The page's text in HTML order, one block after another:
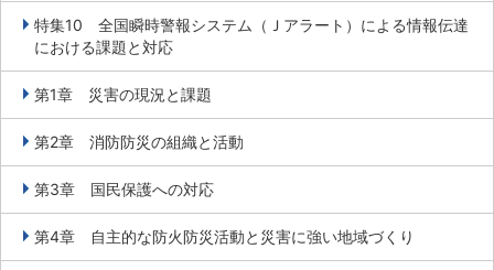
特集10 全国瞬時警報システム（Ｊアラート）による情報伝達
における課題と対応
第1章 災害の現況と課題
第2章 消防防災の組織と活動
第3章 国民保護への対応
第4章 自主的な防火防災活動と災害に強い地域づくり